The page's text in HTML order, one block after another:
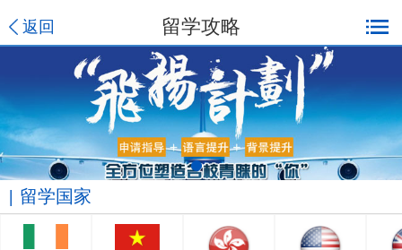
返回 留学攻略
留学国家